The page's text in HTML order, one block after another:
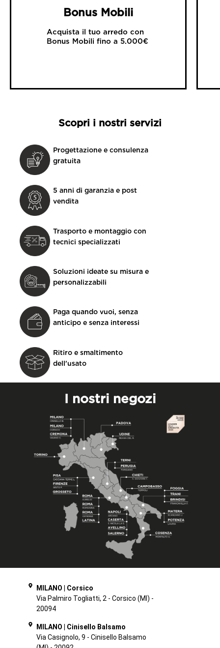
Bonus Mobili
Acquista il tuo arredo con
Bonus Mobili fino a 5.000€
Scopri i nostri servizi
Progettazione e consulenza
gratuita
5 anni di garanzia e post
vendita
Trasporto e montaggio con
tecnici specializzati
Soluzioni ideate su misura e
personalizzabili
Paga quando vuoi, senza
anticipo e senza interessi
Ritiro e smaltimento
dell'usato
I nostri negozi
MILANO | Corsico
Via Palmiro Togliatti, 2 - Corsico (MI) -
20094
MILANO | Cinisello Balsamo
Via Casignolo, 9 - Cinisello Balsamo